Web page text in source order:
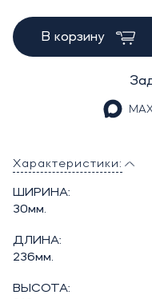
В корзину
Характеристики:
ШИРИНА:
30мм.
ДЛИНА:
236мм.
ВЫСОТА: